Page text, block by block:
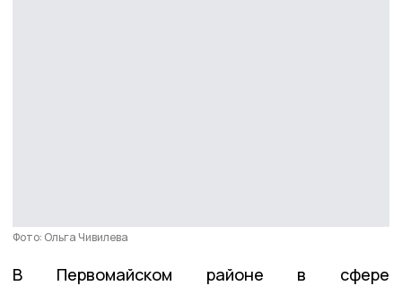
Фото: Ольга Чивилева
В Первомайском районе в сфере